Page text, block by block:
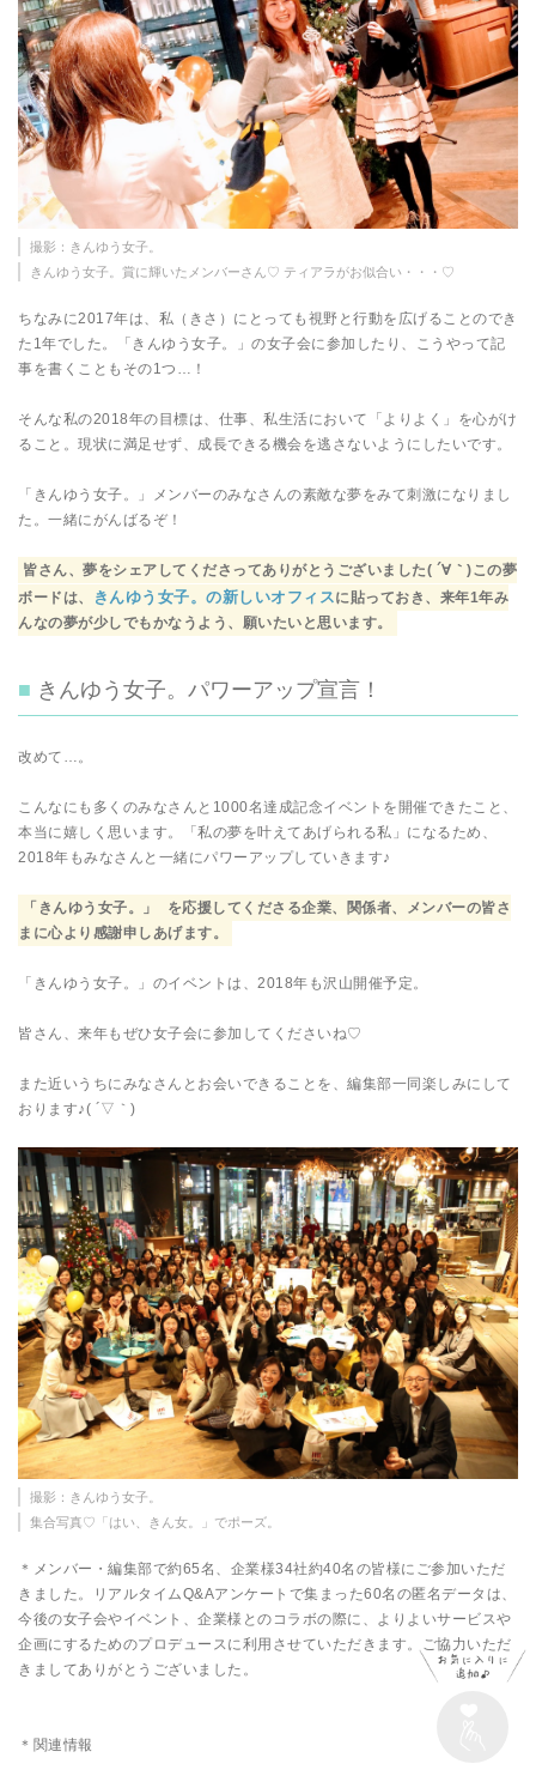
撮影：きんゆう女子。
きんゆう女子。賞に輝いたメンバーさん♡ ティアラがお似合い・・・♡
ちなみに2017年は、私（きさ）にとっても視野と行動を広げることのでき
た1年でした。「きんゆう女子。」の女子会に参加したり、こうやって記
事を書くこともその1つ…！
そんな私の2018年の目標は、仕事、私生活において「よりよく」を心がけ
ること。現状に満足せず、成長できる機会を逃さないようにしたいです。
「きんゆう女子。」メンバーのみなさんの素敵な夢をみて刺激になりまし
た。一緒にがんばるぞ！
皆さん、夢をシェアしてくださってありがとうございました( ´∀｀)この夢
ボードは、
きんゆう女子。の新しいオフィスに貼っておき、来年1年み
んなの夢が少しでもかなうよう、願いたいと思います。
きんゆう女子。パワーアップ宣言！
改めて…。
こんなにも多くのみなさんと1000名達成記念イベントを開催できたこと、
本当に嬉しく思います。「私の夢を叶えてあげられる私」になるため、
2018年もみなさんと一緒にパワーアップしていきます♪
「きんゆう女子。」
を応援してくださる企業、関係者、メンバーの皆さ
まに心より感謝申しあげます。
「きんゆう女子。」のイベントは、2018年も沢山開催予定。
皆さん、来年もぜひ女子会に参加してくださいね♡
また近いうちにみなさんとお会いできることを、編集部一同楽しみにして
おります♪( ´▽｀)
撮影：きんゆう女子。
集合写真♡「はい、きん女。」でポーズ。
＊メンバー・編集部で約65名、企業様34社約40名の皆様にご参加いただ
きました。リアルタイムQ&Aアンケートで集まった60名の匿名データは、
今後の女子会やイベント、企業様とのコラボの際に、よりよいサービスや
企画にするためのプロデュースに利用させていただきます。ご協力いただ
きましてありがとうございました。
＊関連情報